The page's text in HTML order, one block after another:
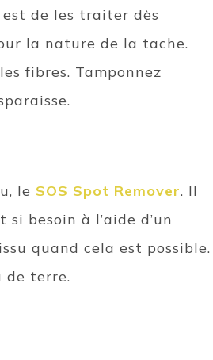
de les traiter dès
la nature de la tache.
fibres. Tamponnez
le SOS Spot Remover. Il
besoin à l’aide d’un
quand cela est possible.
de terre.